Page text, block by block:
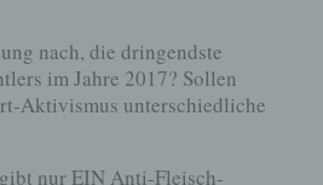
nach, die dringendste
im Jahre 2017? Sollen
Aktivismus unterschiedliche
nur EIN Anti-Fleisch-
Systeme und der Technik
sowie (4) um
im Falle eines Cyberangriffes die
Informationen
erhobenen Daten und
den Datenschutz und